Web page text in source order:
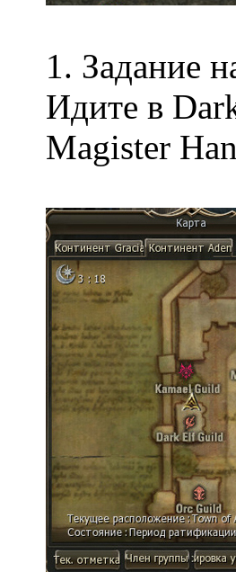
1. Задание
Идите в
Magister